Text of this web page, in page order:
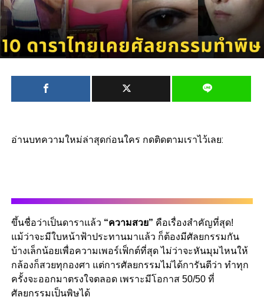
อ่านบทความใหม่ล่าสุดก่อนใคร กดติดตามเราไว้เลย:
ขึ้นชื่อว่าเป็นดาราแล้ว “ความสวย” คือเรื่องสำคัญที่สุด!
แม้ว่าจะมีใบหน้าฟ้าประทานมาแล้ว ก็ต้องมีศัลยกรรมกัน
บ้างเล็กน้อยเพื่อความเพอร์เฟ็กต์ที่สุด ไม่ว่าจะหันมุมไหนให้
กล้องก็สวยทุกองศา แต่การศัลยกรรมไม่ได้การันตีว่า ทำทุก
ครั้งจะออกมาตรงใจตลอด เพราะมีโอกาส 50/50 ที่
ศัลยกรรมเป็นพิษได้